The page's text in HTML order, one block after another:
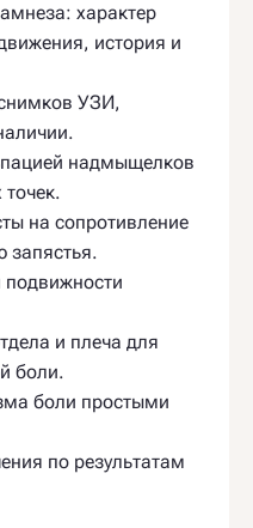
характер
история и
УЗИ,
надмыщелков
на сопротивление
запястья.
и плеча для
боли.
боли простыми
по результатам